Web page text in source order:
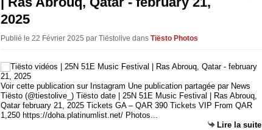
2025
Publié le 22 Février 2025 par Tiëstolive dans Tiësto Photos
Voir cette publication sur Instagram Une publication partagée par News
Tiësto (@tiestolive_) Tiësto date | 25N 51E Music Festival | Ras Abrouq,
Qatar february 21, 2025 Tickets GA – QAR 390 Tickets VIP From QAR
1,250 https://doha.platinumlist.net/ Photos...
Lire la suite